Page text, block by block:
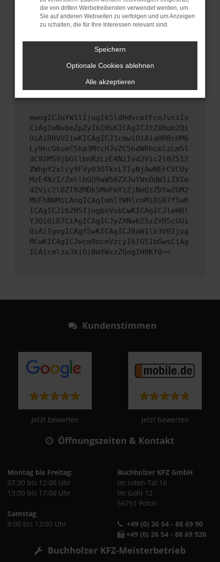
Sicherheitsrisiko, sondern kann auch dazu
führen, dass bestimmte Funktionen nicht mehr
unterstützt werden.
Wende dich an den Webseitenbetreiber.
Wenn du alle oben genannten Schritte versucht
hast, kontaktiere uns bitte. Wir werden
versuchen, das Problem zu beheben. Du kannst
uns diesen Text schicken, um uns bei der
ewogICJuYW1lIjogIk5ldHdvcmtFcnJvciIs
CiAgImNvbmZpZyI6IHsKICAgICJtZXRob2Qi
OiAiR0VUIiwKICAgICJ1cmwiOiAiaHR0cHM6
Ly9hcGkueC5ha3MtcHJvZC5hdWRhcmlzLm5l
dC92MS9jbGllbnRzLzE4NzIvd2Vic2l0ZS12
ZWhpY2xlcy9FVy03OTkxLTIyNjAwNEFCVCUy
MzE4NzI/ZmllbGQ9aW50ZXJuYWxOdW1iZXIm
d2Vic2l0ZT02MDk5MmFmYzZjNmQzZDYwZGM2
MGFhNWMiLAogICAgImhlYWRlcnMiOiB7fSwK
ICAgICJib2R5IjogbnVsbCwKICAgICJleHBl
Y3QiOiB7CiAgICAgICJyZXNwb25zZVR5cGUi
OiAiIgogICAgfSwKICAgICJ0aW1lb3V0Ijog
MCwKICAgICJwcm9ncmVzcyI6IG51bGwsCiAg
ICAicmlza3kiOiBmYWxzZQogIH0KfQ==
Kundenstimmen
Jetzt bewerten Jetzt bewerten
Öffnungszeiten & Kontakt
Montag bis Freitag:
07:30 bis 12:00 Uhr
13:00 bis 17:00 Uhr
Samstag
8:00 bis 13:00 Uhr
Buchholzer KFZ GmbH
Im roten Tal 16
Im Gohl 12
56751 Polch
+49 (0) 26 54 - 88 69 90
+49 (0) 26 54 - 88 69 920
Buchholzer KFZ-Meisterbetrieb
die von dritten Werbetreibenden verwendet werden, um
Sie auf anderen Webseiten zu verfolgen und um Anzeigen
zu schalten, die für Ihre Interessen relevant sind.
Speichern
Optionale Cookies ablehnen
Alle akzeptieren